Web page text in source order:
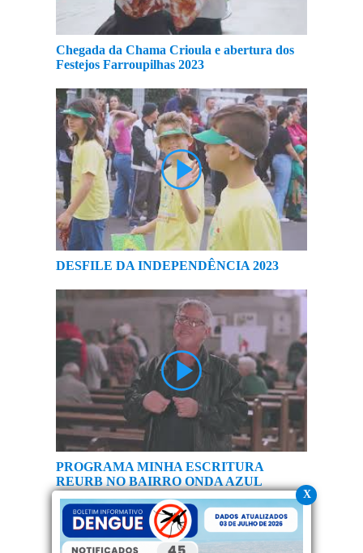
X
Chegada da Chama Crioula e abertura dos
Festejos Farroupilhas 2023
DESFILE DA INDEPENDÊNCIA 2023
PROGRAMA MINHA ESCRITURA
REURB NO BAIRRO ONDA AZUL